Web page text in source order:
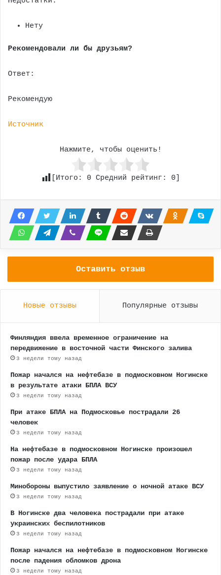
Нету
Рекомендовали ли бы друзьям?
Ответ:
Рекомендую
Источник
Нажмите, чтобы оценить!
[Итого: 0 Средний рейтинг: 0
Оставить отзыв
Новые отзывы Популярные отзывы
Финляндия ввела временное ограничение на
передвижение в восточной части Финского залива
3 недели тому назад
Пожар начался на нефтебазе в подмосковном Ногинске
в результате атаки БПЛА ВСУ
3 недели тому назад
При атаке БПЛА на Подмосковье пострадали 26
человек
3 недели тому назад
На нефтебазе в подмосковном Ногинске произошел
пожар после удара БПЛА
3 недели тому назад
Минобороны выпустило заявление о ночной атаке ВСУ
3 недели тому назад
В Ногинске два человека пострадали при атаке
украинских беспилотников
3 недели тому назад
Пожар начался на нефтебазе в подмосковном Ногинске
после падения обломков дрона
3 недели тому назад